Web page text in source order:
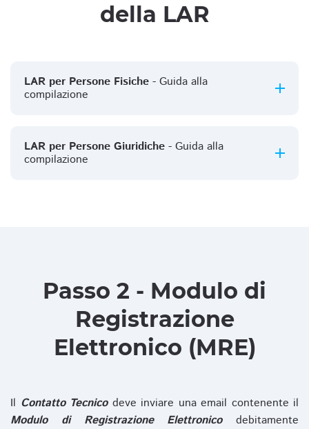
della LAR
LAR per Persone Fisiche - Guida alla
compilazione
LAR per Persone Giuridiche - Guida alla
compilazione
Passo 2 - Modulo di
Registrazione
Elettronico (MRE)
Il Contatto Tecnicodeve inviare una email contenente il
Modulo di Registrazione Elettronicodebitamente